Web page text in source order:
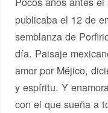
publicaba el 12 de
semblanza de
día. Paisaje
amor por Méjico,
y espíritu. Y
con el que sueña a